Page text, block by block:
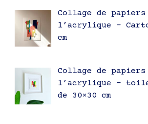
Collage de
l’acrylique –
cm
Collage de
l’acrylique –
de 30×30 cm